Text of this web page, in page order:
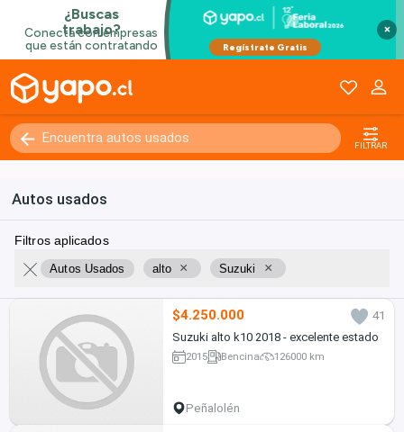
×
FILTRAR
Autos usados
Filtros aplicados
Autos Usados alto × Suzuki ×
$4.250.000
41
Suzuki alto k10 2018 - excelente estado
2015 Bencina 126000 km
Peñalolén